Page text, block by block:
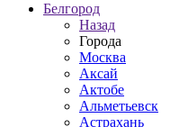
Белгород
Назад
Города
Москва
Аксай
Актобе
Альметьевск
Астрахань